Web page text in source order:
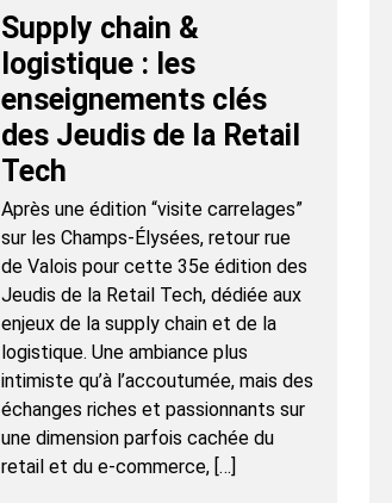
Supply chain &
logistique : les
enseignements clés
des Jeudis de la Retail
Tech
Après une édition “visite carrelages”
sur les Champs-Élysées, retour rue
de Valois pour cette 35e édition des
Jeudis de la Retail Tech, dédiée aux
enjeux de la supply chain et de la
logistique. Une ambiance plus
intimiste qu’à l’accoutumée, mais des
échanges riches et passionnants sur
une dimension parfois cachée du
retail et du e-commerce, […]